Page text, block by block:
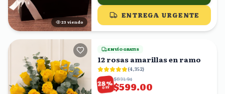
24 viendo
ENTREGA URGENTE
ENVÍO GRATIS
12 rosas amarillas en ramo
(4,352)
28%
OFF
$831.94
$599.00